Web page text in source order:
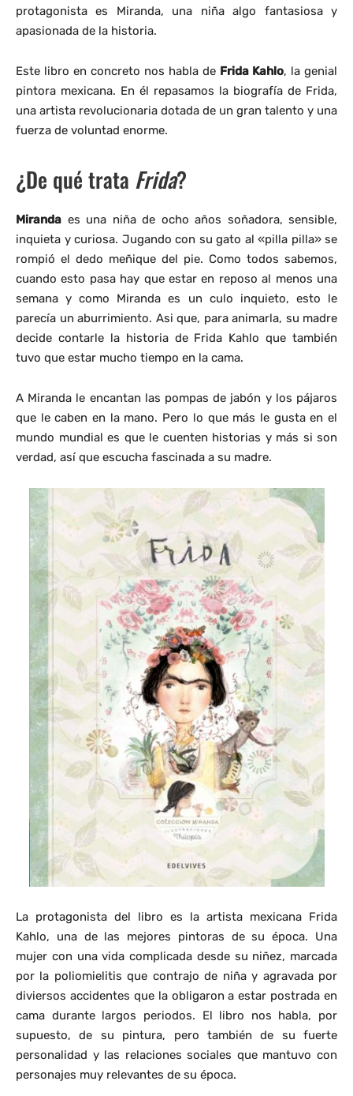
protagonista es Miranda, una niña algo fantasiosa y
apasionada de la historia.
Este libro en concreto nos habla de Frida Kahlo, la genial
pintora mexicana. En él repasamos la biografía de Frida,
una artista revolucionaria dotada de un gran talento y una
fuerza de voluntad enorme.
¿De qué trata Frida?
Miranda es una niña de ocho años soñadora, sensible,
inquieta y curiosa. Jugando con su gato al «pilla pilla» se
rompió el dedo meñique del pie. Como todos sabemos,
cuando esto pasa hay que estar en reposo al menos una
semana y como Miranda es un culo inquieto, esto le
parecía un aburrimiento. Asi que, para animarla, su madre
decide contarle la historia de Frida Kahlo que también
tuvo que estar mucho tiempo en la cama.
A Miranda le encantan las pompas de jabón y los pájaros
que le caben en la mano. Pero lo que más le gusta en el
mundo mundial es que le cuenten historias y más si son
verdad, así que escucha fascinada a su madre.
La protagonista del libro es la artista mexicana Frida
Kahlo, una de las mejores pintoras de su época. Una
mujer con una vida complicada desde su niñez, marcada
por la poliomielitis que contrajo de niña y agravada por
diviersos accidentes que la obligaron a estar postrada en
cama durante largos periodos. El libro nos habla, por
supuesto, de su pintura, pero también de su fuerte
personalidad y las relaciones sociales que mantuvo con
personajes muy relevantes de su época.